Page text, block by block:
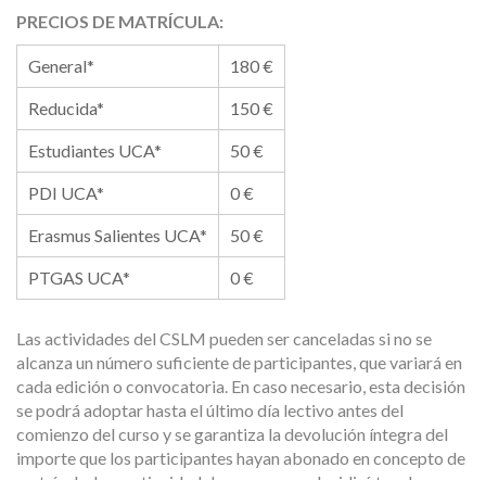
PRECIOS DE MATRÍCULA:
General* 180 €
Reducida* 150 €
Estudiantes UCA* 50 €
PDI UCA* 0 €
Erasmus Salientes UCA* 50 €
PTGAS UCA* 0 €
Las actividades del CSLM pueden ser canceladas si no se
alcanza un número suficiente de participantes, que variará en
cada edición o convocatoria. En caso necesario, esta decisión
se podrá adoptar hasta el último día lectivo antes del
comienzo del curso y se garantiza la devolución íntegra del
importe que los participantes hayan abonado en concepto de